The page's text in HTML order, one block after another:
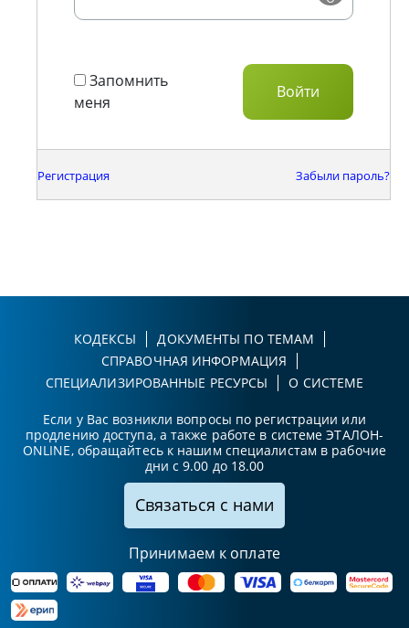
Запомнить
меня
Регистрация Забыли пароль?
КОДЕКСЫ
ДОКУМЕНТЫ ПО ТЕМАМ
СПРАВОЧНАЯ ИНФОРМАЦИЯ
СПЕЦИАЛИЗИРОВАННЫЕ РЕСУРСЫ
О СИСТЕМЕ
Если у Вас возникли вопросы по регистрации или
продлению доступа, а также работе в системе ЭТАЛОН-
ONLINE, обращайтесь к нашим специалистам в рабочие
дни с 9.00 до 18.00
Связаться с нами
Принимаем к оплате